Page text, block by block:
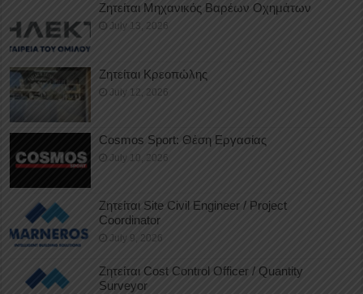
Ζητείται Μηχανικός Βαρέων Οχημάτων
July 13, 2026
Ζητείται Κρεοπώλης
July 12, 2026
Cosmos Sport: Θέση Εργασίας
July 10, 2026
Ζητείται Site Civil Engineer / Project
Coordinator
July 9, 2026
Ζητείται Cost Control Officer / Quantity
Surveyor